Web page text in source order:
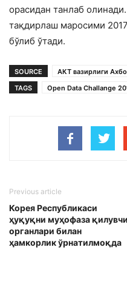
орасидан танлаб
тақдирлаш маросими
бўлиб ўтади.
SOURCE
АКТ вазирлиги
TAGS
Open Data Challange
Previous article
Корея Республикаси
ҳуқуқни муҳофаза қилувчи
органлари билан
ҳамкорлик ўрнатилмоқда